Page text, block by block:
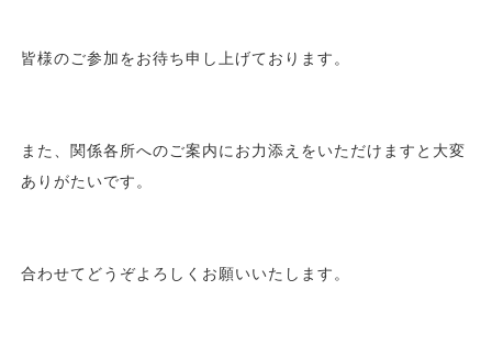
皆様のご参加をお待ち申し上げております。
また、関係各所へのご案内にお力添えをいただけますと大変
ありがたいです。
合わせてどうぞよろしくお願いいたします。